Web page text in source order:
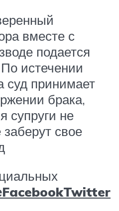
вместе с
подается
истечении
суд принимает
брака,
супруги не
свое
FacebookTwitter